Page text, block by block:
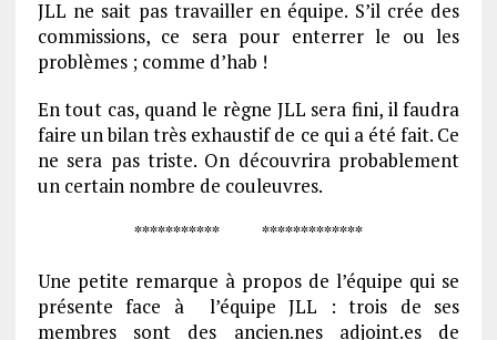
JLL ne sait pas travailler en équipe. S’il crée des
commissions, ce sera pour enterrer le ou les
problèmes ; comme d’hab !
En tout cas, quand le règne JLL sera fini, il faudra
faire un bilan très exhaustif de ce qui a été fait. Ce
ne sera pas triste. On découvrira probablement
un certain nombre de couleuvres.
*********** *************
Une petite remarque à propos de l’équipe qui se
présente face à l’équipe JLL : trois de ses
membres sont des ancien.nes adjoint.es de